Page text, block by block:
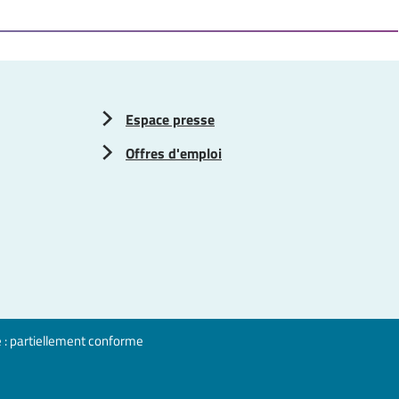
Espace presse
Offres d'emploi
: partiellement conforme